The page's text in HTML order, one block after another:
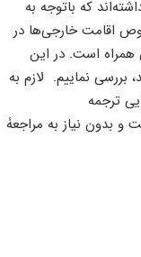
در سال 2020 در اسپانیا اقامت داشته‌اند که باتوجه به
اقامت خارجی‌ها در
همراه است. در این
نماییم. لازم به
ترجمه
و بدون نیاز به مراجعۀ